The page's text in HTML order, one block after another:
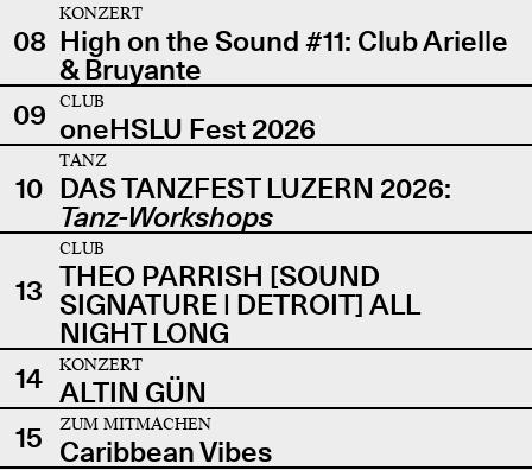
08
KONZERT
High on the Sound #11: Club Arielle
& Bruyante
09
CLUB
oneHSLU Fest 2026
10
TANZ
DAS TANZFEST LUZERN 2026:
Tanz-Workshops
13
CLUB
THEO PARRISH [SOUND
SIGNATURE | DETROIT] ALL
NIGHT LONG
14
KONZERT
ALTIN GÜN
15
ZUM MITMACHEN
Caribbean Vibes